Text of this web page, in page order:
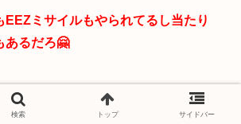
EEZミサイルもやられてるし当たり
あるだろ🤗
検索 トップ サイドバー